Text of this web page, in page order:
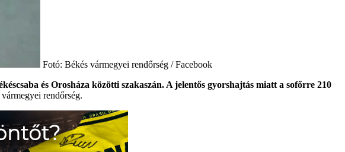
Fotó: Békés vármegyei rendőrség / Facebook
és Orosháza közötti szakaszán. A jelentős gyorshajtás miatt a sofőrre 210
rendőrség.